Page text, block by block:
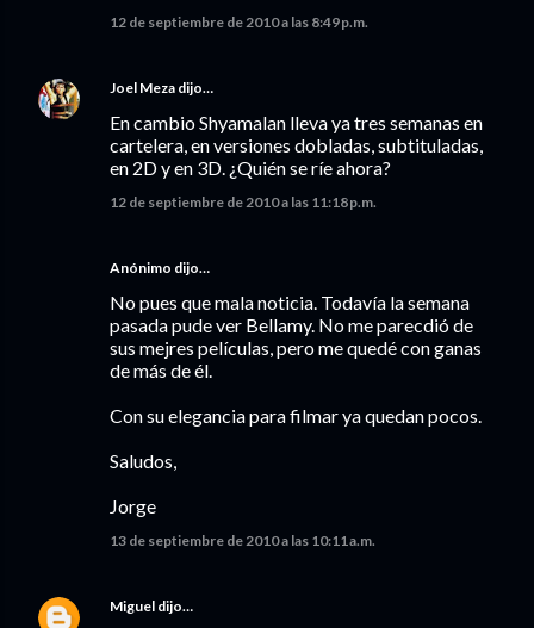
12 de septiembre de 2010 a las 8:49 p.m.
Joel Meza dijo…
En cambio Shyamalan lleva ya tres semanas en
cartelera, en versiones dobladas, subtituladas,
en 2D y en 3D. ¿Quién se ríe ahora?
12 de septiembre de 2010 a las 11:18 p.m.
Anónimo dijo…
No pues que mala noticia. Todavía la semana
pasada pude ver Bellamy. No me parecdió de
sus mejres películas, pero me quedé con ganas
de más de él.
Con su elegancia para filmar ya quedan pocos.
Saludos,
Jorge
13 de septiembre de 2010 a las 10:11 a.m.
Miguel dijo…